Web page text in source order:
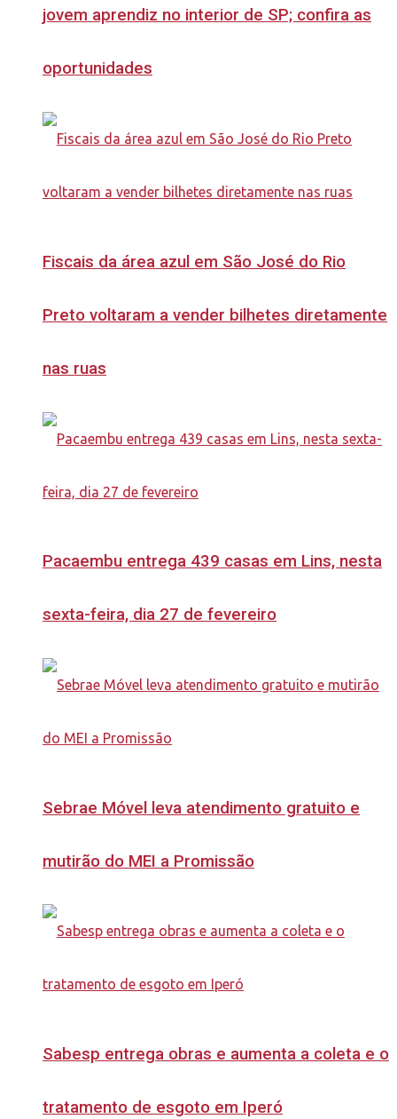
jovem aprendiz no interior de SP; confira as
oportunidades
Fiscais da área azul em São José do Rio
Preto voltaram a vender bilhetes diretamente
nas ruas
Pacaembu entrega 439 casas em Lins, nesta
sexta-feira, dia 27 de fevereiro
Sebrae Móvel leva atendimento gratuito e
mutirão do MEI a Promissão
Sabesp entrega obras e aumenta a coleta e o
tratamento de esgoto em Iperó